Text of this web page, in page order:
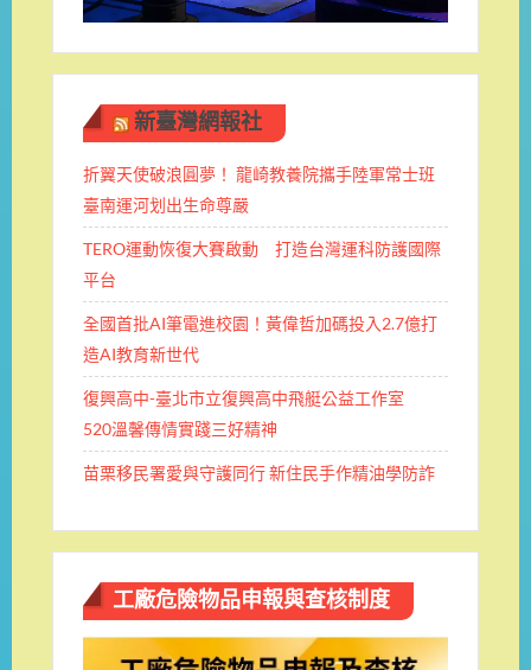
新臺灣網報社
折翼天使破浪圓夢！ 龍崎教養院攜手陸軍常士班 ​
臺南運河划出生命尊嚴
TERO運動恢復大賽啟動 打造台灣運科防護國際
平台
全國首批AI筆電進校園！黃偉哲加碼投入2.7億打
造AI教育新世代
復興高中-臺北市立復興高中飛艇公益工作室
520溫馨傳情實踐三好精神
苗栗移民署愛與守護同行 新住民手作精油學防詐
工廠危險物品申報與查核制度